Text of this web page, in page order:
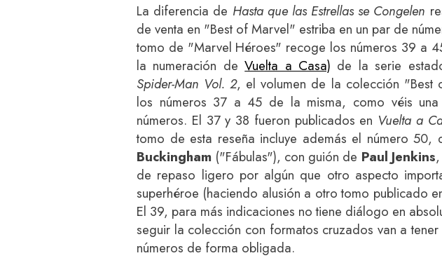
La diferencia de Hasta que las Estrellas se Congelen
de venta en "Best of Marvel" estriba en un par de
tomo de "Marvel Héroes" recoge los números 39 a
la numeración deVuelta a Casa) de la serie
Spider-Man Vol. 2, el volumen de la colección "Best
los números 37 a 45 de la misma, como véis
números. El 37 y 38 fueron publicados en Vuelta a
tomo de esta reseña incluye además el número 50,
Buckingham ("Fábulas"), con guión de Paul Jenkins
de repaso ligero por algún que otro aspecto
superhéroe (haciendo alusión a otro tomo publicado
El 39, para más indicaciones no tiene diálogo en
seguir la colección con formatos cruzados van a
números de forma obligada.